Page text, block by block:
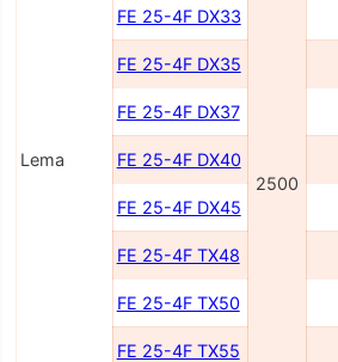
Lema
2500
FE 25-4F DX33
FE 25-4F DX35
FE 25-4F DX37
FE 25-4F DX40
FE 25-4F DX45
FE 25-4F TX48
FE 25-4F TX50
FE 25-4F TX55